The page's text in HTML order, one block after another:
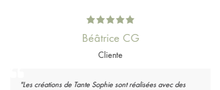
Béâtrice CG
Cliente
"Les créations de Tante Sophie sont réalisées avec des